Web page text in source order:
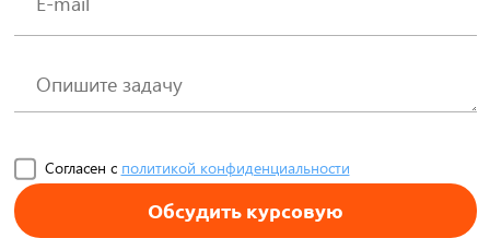
Согласен с политикой конфиденциальности
Обсудить курсовую